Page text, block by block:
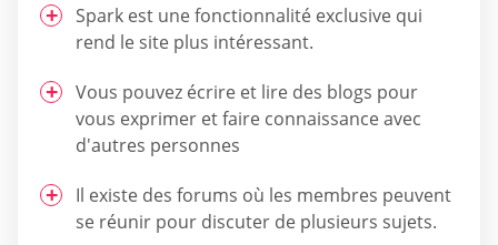
Spark est une fonctionnalité exclusive qui
rend le site plus intéressant.
Vous pouvez écrire et lire des blogs pour
vous exprimer et faire connaissance avec
d'autres personnes
Il existe des forums où les membres peuvent
se réunir pour discuter de plusieurs sujets.